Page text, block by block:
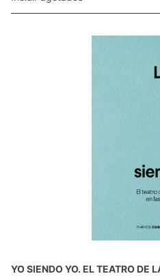
YO SIENDO YO. EL TEATRO DE